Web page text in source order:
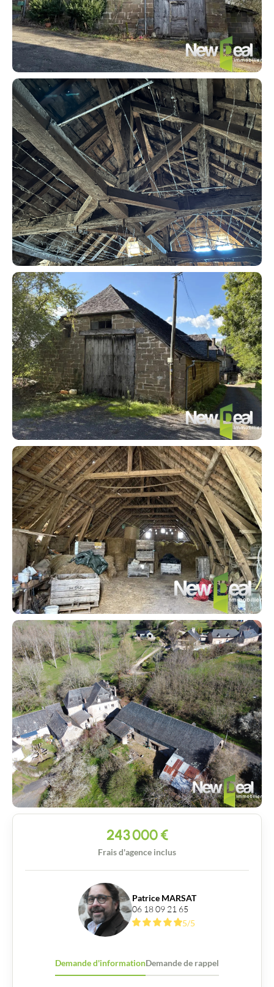
Contacter un conseiller
Estimer/Vendre
Acheter
Recrutement
Actualités
Guides
Contact
243 000€
Frais d'agence inclus
Patrice MARSAT
06 18 09 21 65
5/5
Demande d'informationDemande de rappel